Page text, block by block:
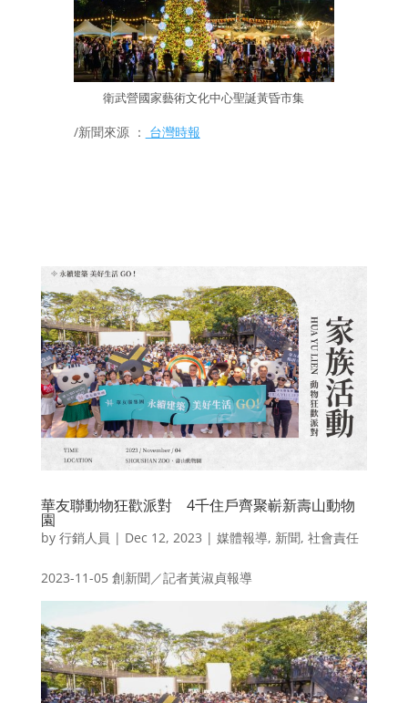
衛武營國家藝術文化中心聖誕黃昏市集
/新聞來源 ： 台灣時報
華友聯動物狂歡派對 4千住戶齊聚嶄新壽山動物
園
by 行銷人員 | Dec 12, 2023 | 媒體報導, 新聞, 社會責任
2023-11-05 創新聞／記者黃淑貞報導